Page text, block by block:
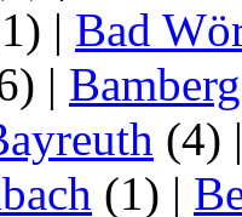
| Bad
| Bamberg
(4)
(1) |